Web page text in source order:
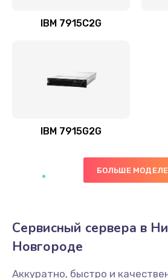
IBM 7915C2G
IBM 7915G2G
БОЛЬШЕ
Сервисный сервера в
Новгороде
Аккуратно, быстро и